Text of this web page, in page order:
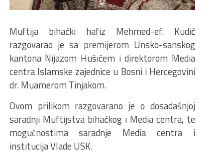
Muftija bihaćki hafiz Mehmed-ef. Kudić
razgovarao je sa premijerom Unsko-sanskog
kantona Nijazom Hušićem i direktorom Media
centra Islamske zajednice u Bosni i Hercegovini
dr. Muamerom Tinjakom.
Ovom prilikom razgovarano je o dosadašnjoj
saradnji Muftijstva bihaćkog i Media centra, te
mogućnostima saradnje Media centra i
institucija Vlade USK.